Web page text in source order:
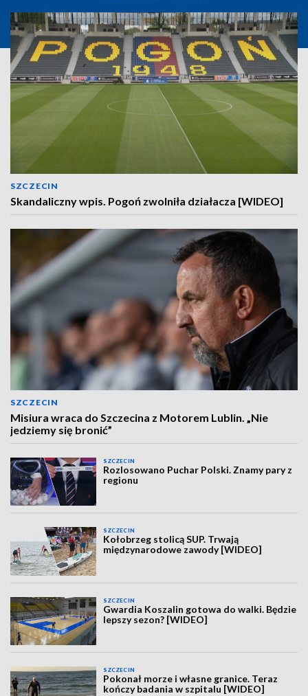
SZCZECIN
Skandaliczny wpis. Pogoń zwolniła działacza [WIDEO]
SZCZECIN
Misiura wraca do Szczecina z Motorem Lublin. „Nie
jedziemy się bronić”
SZCZECIN
Rozlosowano Puchar Polski. Znamy pary z
regionu
SZCZECIN
Kołobrzeg stolicą SUP. Trwają
międzynarodowe zawody [WIDEO]
SZCZECIN
Gwardia Koszalin gotowa do walki. Będzie
lepszy sezon? [WIDEO]
SZCZECIN
Pokonał morze i własne granice. Teraz
kończy badania w szpitalu [WIDEO]